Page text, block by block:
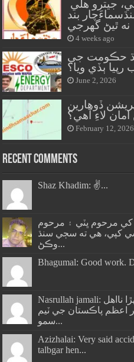
بند
نه ٿيڻ گهرجي
4 weeks ago
حڪومت جي
June 2, 2026
ڏوهارين
لاءِ آهي؟
February 12, 2026
Recent Comments
Shaz Khadim: ✌️...
کي مرحوم ڀٽي ۽ مرحوم
کپي، هي ته سڄي سنڌ
وڪڻ...
Bhagumal: Good work.
Nasrullah jamali: گورنر عمران اسماعيل جھڙا نااهل
اعظم پاڪستان جي ٽيم
سمو...
Azizhalai: Very said
talbgar hen...